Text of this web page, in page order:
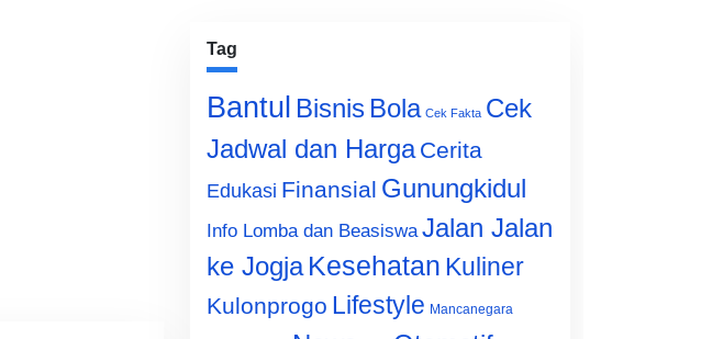
Tag
Bantul Bisnis Bola Cek Fakta Cek
Jadwal dan Harga Cerita
Edukasi Finansial Gunungkidul
Info Lomba dan Beasiswa Jalan Jalan
ke Jogja Kesehatan Kuliner
Kulonprogo Lifestyle Mancanegara